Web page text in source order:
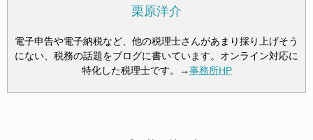
栗原洋介
電子申告や電子納税など、他の税理士さんがあまり採り上げそう
にない、税務の話題をブログに書いています。オンライン対応に
特化した税理士です。→事務所HP